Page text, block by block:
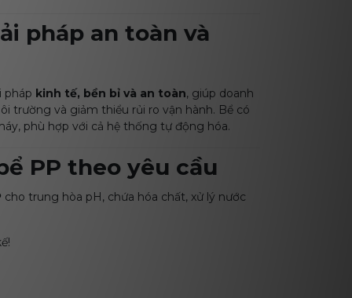
pháp an toàn và
pháp kinh tế, bền bỉ và an toàn, giúp doanh
trường và giảm thiểu rủi ro vận hành. Bể có
phù hợp với cả hệ thống tự động hóa.
PP theo yêu cầu
cho trung hòa pH, chứa hóa chất, xử lý nước